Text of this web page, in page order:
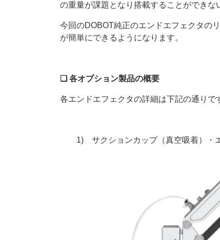
の重量が課題となり搭載することができな
今回のDOBOT純正のエンドエフェクタの
が簡単にできるようになります。
❑ 各オプション製品の概要
各エンドエフェクタの詳細は下記の通りで
1) サクションカップ（真空吸着）・エ